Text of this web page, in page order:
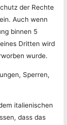
der Rechte
Auch wenn
binnen 5
Dritten wird
wurde.
Sperren,
italienischen
dass das